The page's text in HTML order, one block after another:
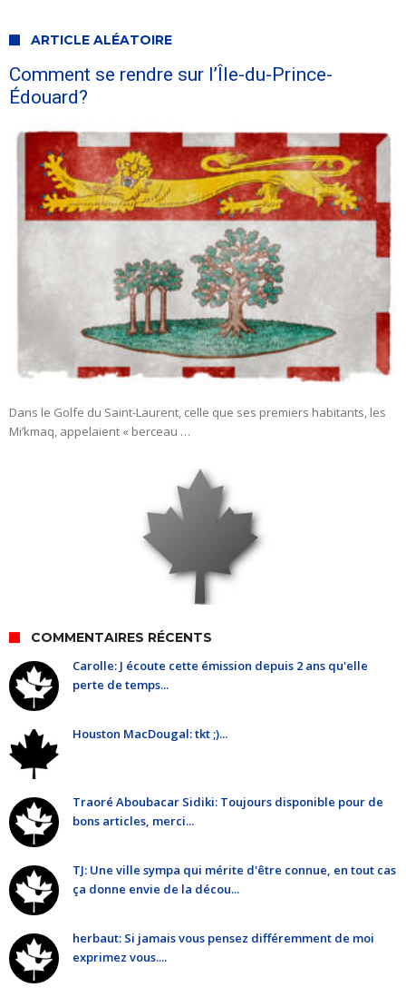
ARTICLE ALÉATOIRE
Comment se rendre sur l’Île-du-Prince-
Édouard?
Dans le Golfe du Saint-Laurent, celle que ses premiers habitants, les
Mi’kmaq, appelaient « berceau …
COMMENTAIRES RÉCENTS
Carolle: J écoute cette émission depuis 2 ans qu'elle
perte de temps...
Houston MacDougal: tkt ;)...
Traoré Aboubacar Sidiki: Toujours disponible pour de
bons articles, merci...
TJ: Une ville sympa qui mérite d'être connue, en tout cas
ça donne envie de la décou...
herbaut: Si jamais vous pensez différemment de moi
exprimez vous....